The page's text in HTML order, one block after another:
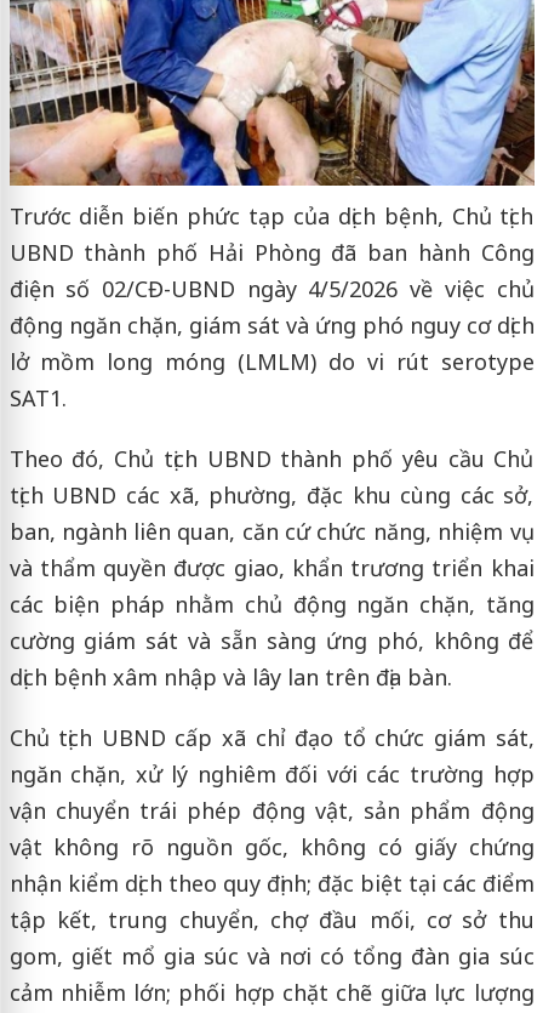
Trước diễn biến phức tạp của dịch bệnh, Chủ tịch
UBND thành phố Hải Phòng đã ban hành Công
điện số 02/CĐ-UBND ngày 4/5/2026 về việc chủ
động ngăn chặn, giám sát và ứng phó nguy cơ dịch
lở mồm long móng (LMLM) do vi rút serotype
SAT1.
Theo đó, Chủ tịch UBND thành phố yêu cầu Chủ
tịch UBND các xã, phường, đặc khu cùng các sở,
ban, ngành liên quan, căn cứ chức năng, nhiệm vụ
và thẩm quyền được giao, khẩn trương triển khai
các biện pháp nhằm chủ động ngăn chặn, tăng
cường giám sát và sẵn sàng ứng phó, không để
dịch bệnh xâm nhập và lây lan trên địa bàn.
Chủ tịch UBND cấp xã chỉ đạo tổ chức giám sát,
ngăn chặn, xử lý nghiêm đối với các trường hợp
vận chuyển trái phép động vật, sản phẩm động
vật không rõ nguồn gốc, không có giấy chứng
nhận kiểm dịch theo quy định; đặc biệt tại các điểm
tập kết, trung chuyển, chợ đầu mối, cơ sở thu
gom, giết mổ gia súc và nơi có tổng đàn gia súc
cảm nhiễm lớn; phối hợp chặt chẽ giữa lực lượng